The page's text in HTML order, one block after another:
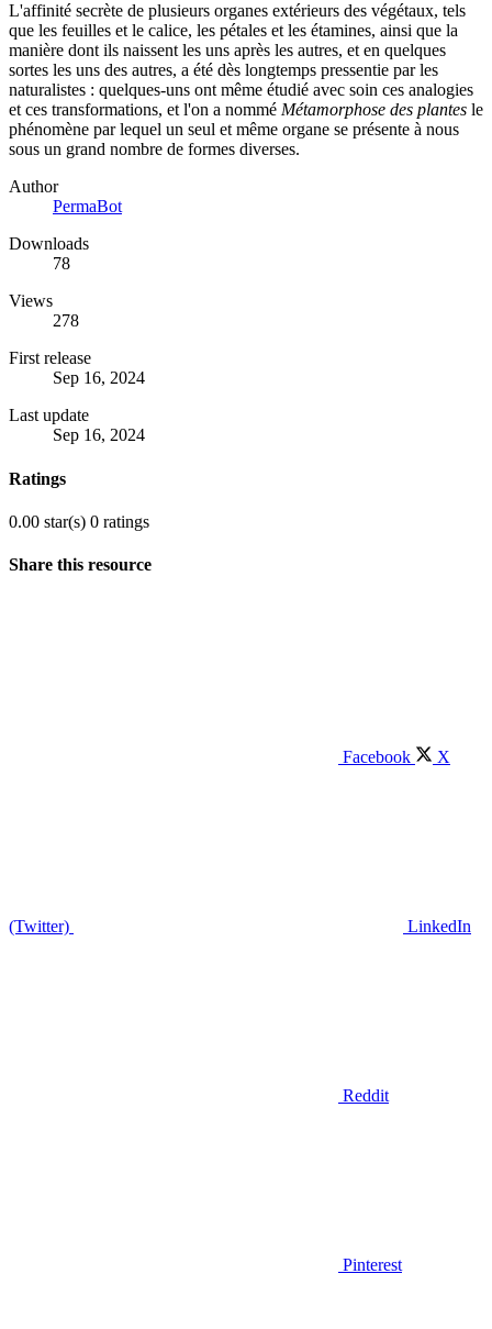
L'affinité secrète de plusieurs organes extérieurs des végétaux, tels
que les feuilles et le calice, les pétales et les étamines, ainsi que la
manière dont ils naissent les uns après les autres, et en quelques
sortes les uns des autres, a été dès longtemps pressentie par les
naturalistes : quelques-uns ont même étudié avec soin ces analogies
et ces transformations, et l'on a nommé Métamorphose des plantes le
phénomène par lequel un seul et même organe se présente à nous
sous un grand nombre de formes diverses.
Author
PermaBot
Downloads
78
Views
278
First release
Sep 16, 2024
Last update
Sep 16, 2024
Ratings
0.00 star(s) 0 ratings
Share this resource
Facebook X
(Twitter) LinkedIn
Reddit
Pinterest